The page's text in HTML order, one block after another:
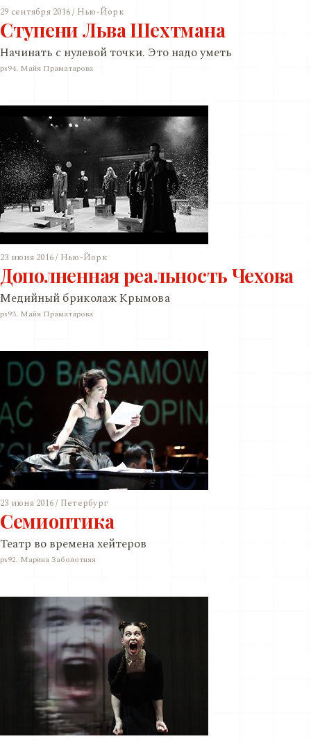
29 сентября 2016 / Нью-Йорк
Ступени Льва Шехтмана
Начинать с нулевой точки. Это надо уметь
ps94. Майя Праматарова
23 июня 2016 / Нью-Йорк
Дополненная реальность Чехова
Медийный бриколаж Крымова
ps93. Майя Праматарова
23 июня 2016 / Петербург
Семиоптика
Театр во времена хейтеров
ps92. Марина Заболотняя